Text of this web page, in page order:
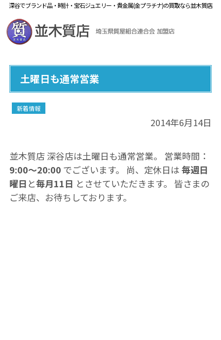
深谷でブランド品・時計・宝石ジュエリー・貴金属(金プラチナ)の買取なら並木質店
土曜日も通常営業
新着情報
2014年6月14日
並木質店 深谷店は土曜日も通常営業。 営業時間：
9:00～20:00 でございます。 尚、定休日は毎週日
曜日と毎月11日 とさせていただきます。 皆さまの
ご来店、お待ちしております。